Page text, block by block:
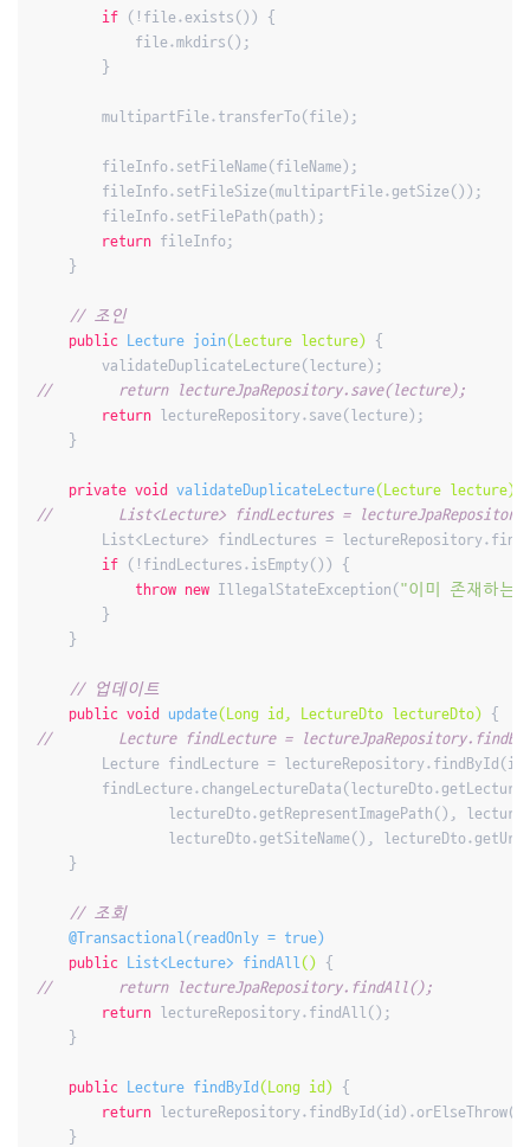
if (!file.exists()) {
            file.mkdirs();
        }
        multipartFile.transferTo(file);
        fileInfo.setFileName(fileName);
        fileInfo.setFileSize(multipartFile.getSize());
        fileInfo.setFilePath(path);
return fileInfo;
    }
// 조인
public Lecture join(Lecture lecture) {
//        return lectureJpaRepository.save(lecture);
return lectureRepository.save(lecture);
    }
private void validateDuplicateLecture(Lecture lecture)
//        List<Lecture> findLectures =
List<Lecture> findLectures =
if (!findLectures.isEmpty()) {
throw new IllegalStateException( "이미 존재하는
        }
    }
// 업데이트
public void update(Long id, LectureDto lectureDto)
//        Lecture findLecture =
Lecture findLecture =
lectureDto.getRepresentImagePath(),
lectureDto.getSiteName(),
    }
// 조회
@Transactional(readOnly = true)
public List<Lecture> findAll ()
//        return lectureJpaRepository.findAll();
return lectureRepository.findAll();
    }
public Lecture findById (Long id) {
return
    }